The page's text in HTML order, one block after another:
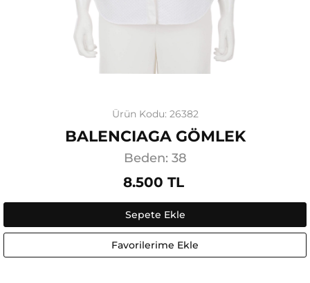
Ürün Kodu: 26382
BALENCIAGA GÖMLEK
Beden: 38
8.500 TL
Sepete Ekle
Favorilerime Ekle